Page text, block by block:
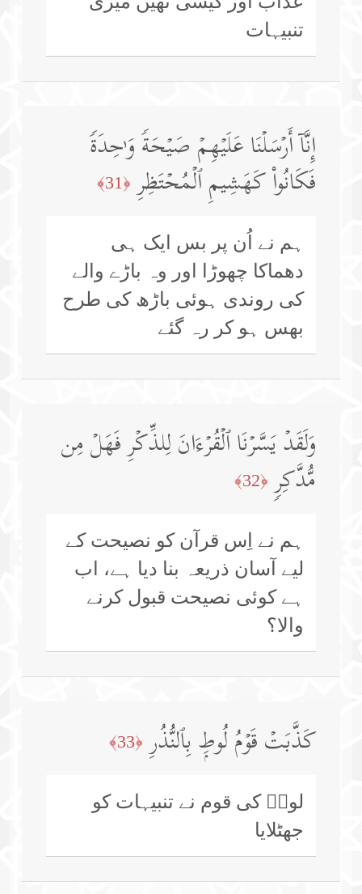
تنبیہات
إِنَّاۤ أَرۡسَلۡنَا عَلَیۡهِمۡ صَیۡحَةࣰ وَ ٰ⁠حِدَةࣰ
فَكَانُوا۟ كَهَشِیمِ ٱلۡمُحۡتَظِرِ ﴿31﴾
ہم نے اُن پر بس ایک ہی
دھماکا چھوڑا اور وہ باڑے والے
کی روندی ہوئی باڑھ کی طرح
بھس ہو کر رہ گئے
وَلَقَدۡ یَسَّرۡنَا ٱلۡقُرۡءَانَ لِلذِّكۡرِ فَهَلۡ مِن
مُّدَّكِرࣲ ﴿32﴾
ہم نے اِس قرآن کو نصیحت کے
لیے آسان ذریعہ بنا دیا ہے، اب
ہے کوئی نصیحت قبول کرنے
والا؟
كَذَّبَتۡ قَوۡمُ لُوطِۭ بِٱلنُّذُرِ ﴿33﴾
لوطؑ کی قوم نے تنبیہات کو
جھٹلایا